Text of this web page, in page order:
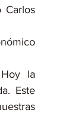
Carlos
la
Este